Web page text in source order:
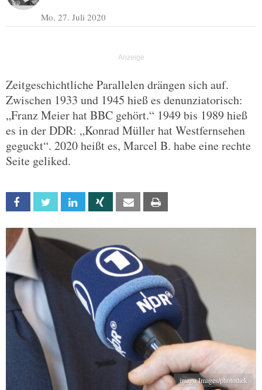
Mo, 27. Juli 2020
Zeitgeschichtliche Parallelen drängen sich auf.
Zwischen 1933 und 1945 hieß es denunziatorisch:
„Franz Meier hat BBC gehört.“ 1949 bis 1989 hieß
es in der DDR: „Konrad Müller hat Westfernsehen
geguckt“. 2020 heißt es, Marcel B. habe eine rechte
Seite geliked.
Facebook Twitter Linkedin Xing Email
imago Images/photothek